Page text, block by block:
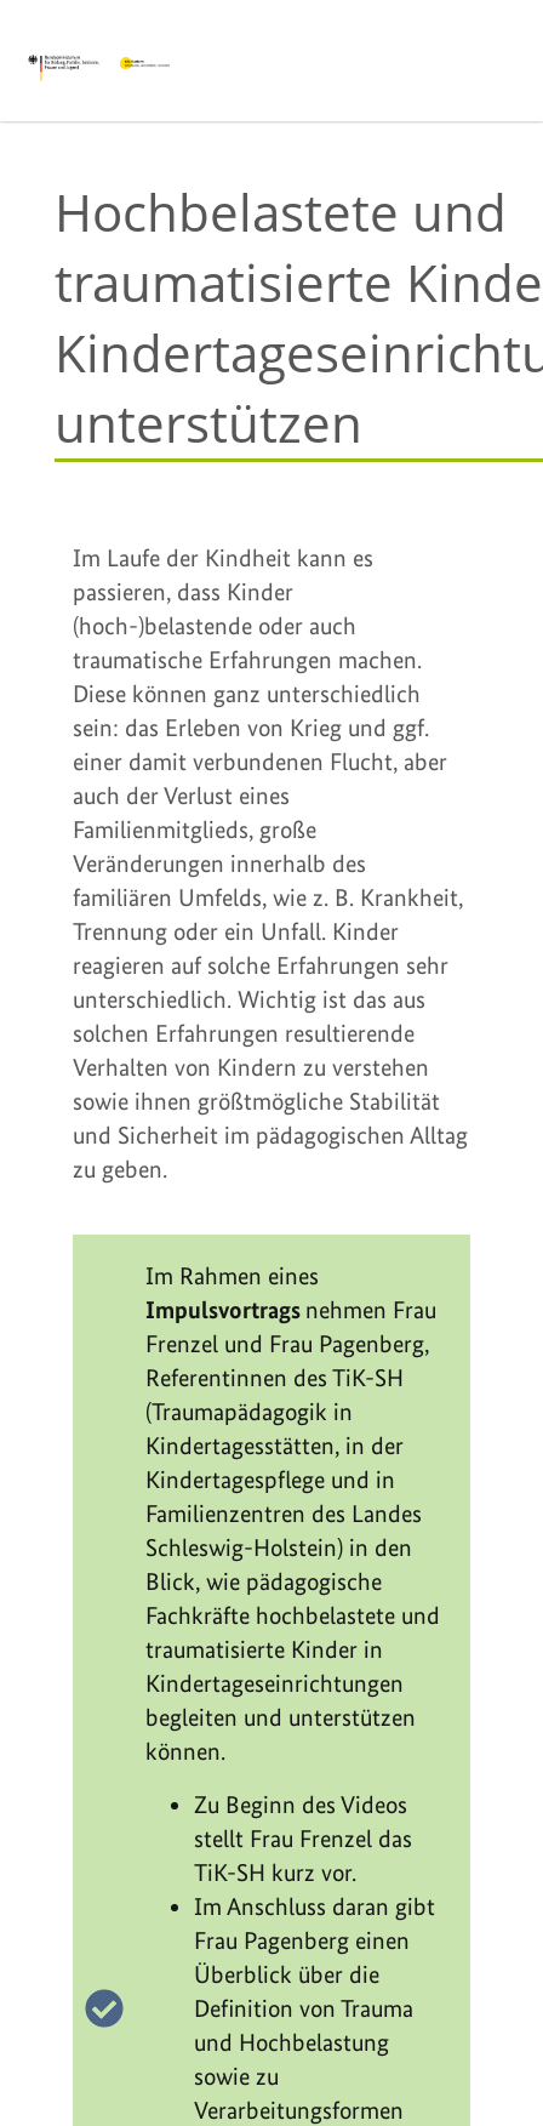
Hochbelastete und
traumatisierte
unterstützen
Im Laufe der Kindheit kann es
passieren, dass Kinder
(hoch-)belastende oder auch
traumatische Erfahrungen machen.
Diese können ganz unterschiedlich
sein: das Erleben von Krieg und ggf.
einer damit verbundenen Flucht, aber
auch der Verlust eines
Familienmitglieds, große
Veränderungen innerhalb des
familiären Umfelds, wie z. B. Krankheit,
Trennung oder ein Unfall. Kinder
reagieren auf solche Erfahrungen sehr
unterschiedlich. Wichtig ist das aus
solchen Erfahrungen resultierende
Verhalten von Kindern zu verstehen
sowie ihnen größtmögliche Stabilität
und Sicherheit im pädagogischen Alltag
zu geben.
Im Rahmen eines
Impulsvortrags nehmen Frau
Frenzel und Frau Pagenberg,
Referentinnen des TiK-SH
(Traumapädagogik in
Kindertagesstätten, in der
Kindertagespflege und in
Familienzentren des Landes
Schleswig-Holstein) in den
Blick, wie pädagogische
Fachkräfte hochbelastete und
traumatisierte Kinder in
Kindertageseinrichtungen
begleiten und unterstützen
können.
Zu Beginn des Videos
stellt Frau Frenzel das
TiK-SH kurz vor.
Im Anschluss daran gibt
Frau Pagenberg einen
Überblick über die
Definition von Trauma
und Hochbelastung
sowie zu
Verarbeitungsformen